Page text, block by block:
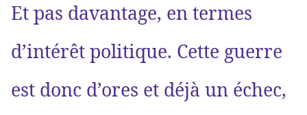
Et pas davantage, en termes
d’intérêt politique. Cette guerre
est donc d’ores et déjà un échec,